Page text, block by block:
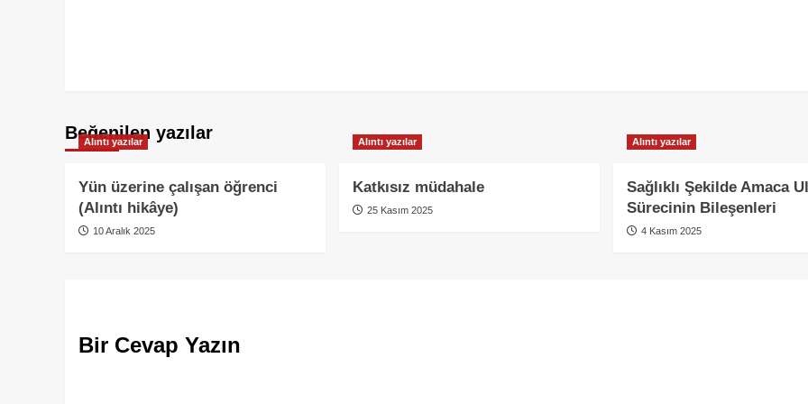
Beğenilen yazılar
Alıntı yazılar
Yün üzerine çalışan öğrenci
(Alıntı hikâye)
10 Aralık 2025
Alıntı yazılar
Katkısız müdahale
25 Kasım 2025
Alıntı yazılar
Sağlıklı Şekilde Amaca
Sürecinin Bileşenleri
4 Kasım 2025
Bir Cevap Yazın